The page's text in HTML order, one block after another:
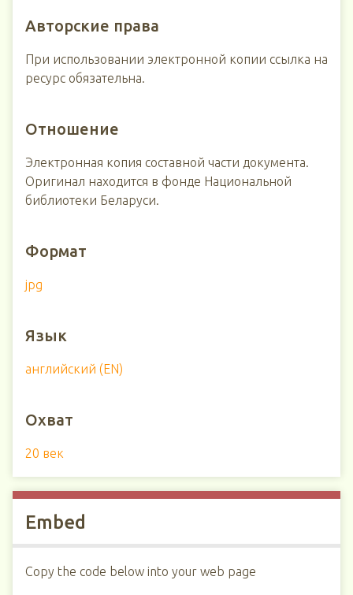
Авторские права
При использовании электронной копии ссылка на
ресурс обязательна.
Отношение
Электронная копия составной части документа.
Оригинал находится в фонде Национальной
библиотеки Беларуси.
Формат
jpg
Язык
английский (EN)
Охват
20 век
Embed
Copy the code below into your web page